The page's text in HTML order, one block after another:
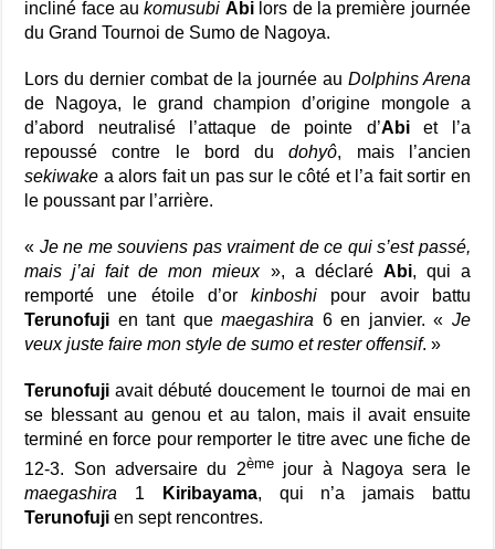
incliné face aukomusubi Abilors de la première journée
du Grand Tournoi de Sumo de Nagoya.
Lors du dernier combat de la journée au Dolphins Arena
de Nagoya, le grand champion d’origine mongole a
d’abord neutralisé l’attaque de pointe d’Abiet l’a
repoussé contre le bord dudohyô, mais l’ancien
sekiwake a alors fait un pas sur le côté et l’a fait sortir en
le poussant par l’arrière.
« Je ne me souviens pas vraiment de ce qui s’est passé,
mais j’ai fait de mon mieux», a déclaré Abi, qui a
remporté une étoile d’orkinboshi pour avoir battu
Terunofuji en tant quemaegashira 6 en janvier. « Je
veux juste faire mon style de sumo et rester offensif. »
Terunofuji avait débuté doucement le tournoi de mai en
se blessant au genou et au talon, mais il avait ensuite
terminé en force pour remporter le titre avec une fiche de
12-3. Son adversaire du 2èmejour à Nagoya sera le
maegashira 1 Kiribayama, qui n’a jamais battu
Terunofuji en sept rencontres.